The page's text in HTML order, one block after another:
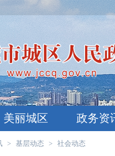
美丽城区 政务资
> 基层动态 > 社会动态